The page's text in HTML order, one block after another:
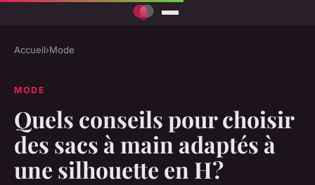
Accueil›Mode
MODE
Quels conseils pour choisir
des sacs à main adaptés à
une silhouette en H?